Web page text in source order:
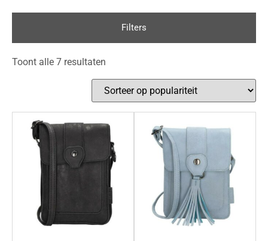
Filters
Toont alle 7 resultaten